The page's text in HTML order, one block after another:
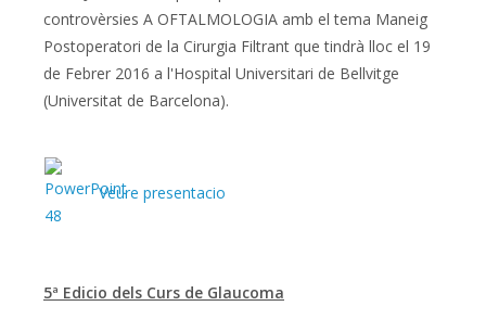
controvèrsies A OFTALMOLOGIA amb el tema Maneig
Postoperatori de la Cirurgia Filtrant que tindrà lloc el 19
de Febrer 2016 a l'Hospital Universitari de Bellvitge
(Universitat de Barcelona).
Veure presentacio
5ª Edicio dels Curs de Glaucoma